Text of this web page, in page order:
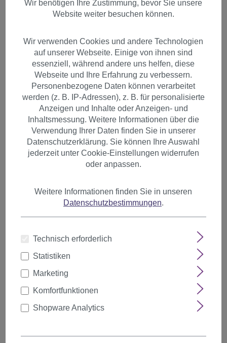
2 Clips Extension Strähne
glatt 45 cm Hell-Blond YZF-
P2S18-88
Farbeauswählen
ab5 5% 2,37 €*
Wir benötigen Ihre Zustimmung, bevor Sie unsere
Website weiter besuchen können.
Wir verwenden Cookies und andere Technologien
auf unserer Webseite. Einige von ihnen sind
essenziell, während andere uns helfen, diese
Webseite und Ihre Erfahrung zu verbessern.
Personenbezogene Daten können verarbeitet
werden (z. B. IP-Adressen), z. B. für personalisierte
Anzeigen und Inhalte oder Anzeigen- und
Inhaltsmessung. Weitere Informationen über die
Verwendung Ihrer Daten finden Sie in unserer
Datenschutzerklärung. Sie können Ihre Auswahl
jederzeit unter Cookie-Einstellungen widerrufen
oder anpassen.
Weitere Informationen finden Sie in unseren
Datenschutzbestimmungen.
Technisch erforderlich
Statistiken
Marketing
Komfortfunktionen
Shopware Analytics